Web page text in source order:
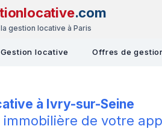
.com
gestion locative à Paris
Gestion locative Offres de
à Ivry-sur-Seine
immobilière de votre